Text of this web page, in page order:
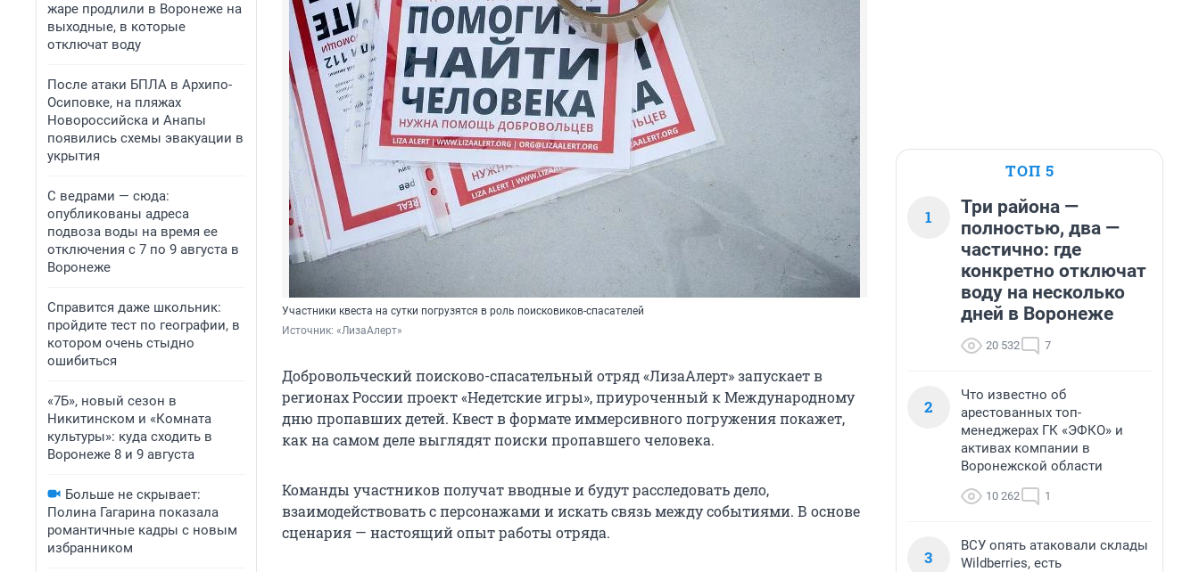
жаре продлили в Воронеже на
выходные, в которые
отключат воду
После атаки БПЛА в Архипо-
Осиповке, на пляжах
Новороссийска и Анапы
появились схемы эвакуации в
укрытия
С ведрами — сюда:
опубликованы адреса
подвоза воды на время ее
отключения с 7 по 9 августа в
Воронеже
Справится даже школьник:
пройдите тест по географии, в
котором очень стыдно
ошибиться
«7Б», новый сезон в
Никитинском и «Комната
культуры»: куда сходить в
Воронеже 8 и 9 августа
Больше не скрывает:
Полина Гагарина показала
романтичные кадры с новым
избранником
Участники квеста на сутки погрузятся в роль поисковиков-спасателей
Источник: «ЛизаАлерт»
Добровольческий поисково-спасательный отряд «ЛизаАлерт» запускает в
регионах России проект «Недетские игры», приуроченный к Международному
дню пропавших детей. Квест в формате иммерсивного погружения покажет,
как на самом деле выглядят поиски пропавшего человека.
Команды участников получат вводные и будут расследовать дело,
взаимодействовать с персонажами и искать связь между событиями. В основе
сценария — настоящий опыт работы отряда.
ТОП 5
1
Три района —
полностью, два —
частично: где
конкретно отключат
воду на несколько
дней в Воронеже
20 532 7
2
Что известно об
арестованных топ-
менеджерах ГК «ЭФКО» и
активах компании в
Воронежской области
10 262 1
3
ВСУ опять атаковали склады
Wildberries, есть